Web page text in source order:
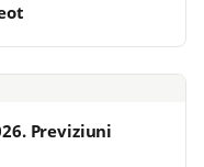
Previziuni